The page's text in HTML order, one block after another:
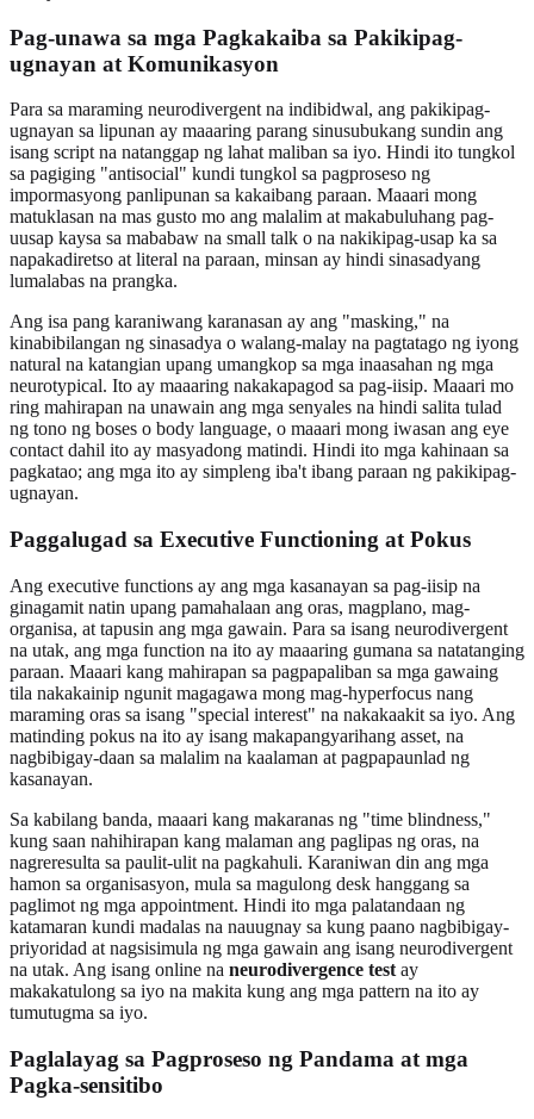
Pag-unawa sa mga Pagkakaiba sa Pakikipag-
ugnayan at Komunikasyon
Para sa maraming neurodivergent na indibidwal, ang pakikipag-
ugnayan sa lipunan ay maaaring parang sinusubukang sundin ang
isang script na natanggap ng lahat maliban sa iyo. Hindi ito tungkol
sa pagiging "antisocial" kundi tungkol sa pagproseso ng
impormasyong panlipunan sa kakaibang paraan. Maaari mong
matuklasan na mas gusto mo ang malalim at makabuluhang pag-
uusap kaysa sa mababaw na small talk o na nakikipag-usap ka sa
napakadiretso at literal na paraan, minsan ay hindi sinasadyang
lumalabas na prangka.
Ang isa pang karaniwang karanasan ay ang "masking," na
kinabibilangan ng sinasadya o walang-malay na pagtatago ng iyong
natural na katangian upang umangkop sa mga inaasahan ng mga
neurotypical. Ito ay maaaring nakakapagod sa pag-iisip. Maaari mo
ring mahirapan na unawain ang mga senyales na hindi salita tulad
ng tono ng boses o body language, o maaari mong iwasan ang eye
contact dahil ito ay masyadong matindi. Hindi ito mga kahinaan sa
pagkatao; ang mga ito ay simpleng iba't ibang paraan ng pakikipag-
ugnayan.
Paggalugad sa Executive Functioning at Pokus
Ang executive functions ay ang mga kasanayan sa pag-iisip na
ginagamit natin upang pamahalaan ang oras, magplano, mag-
organisa, at tapusin ang mga gawain. Para sa isang neurodivergent
na utak, ang mga function na ito ay maaaring gumana sa natatanging
paraan. Maaari kang mahirapan sa pagpapaliban sa mga gawaing
tila nakakainip ngunit magagawa mong mag-hyperfocus nang
maraming oras sa isang "special interest" na nakakaakit sa iyo. Ang
matinding pokus na ito ay isang makapangyarihang asset, na
nagbibigay-daan sa malalim na kaalaman at pagpapaunlad ng
kasanayan.
Sa kabilang banda, maaari kang makaranas ng "time blindness,"
kung saan nahihirapan kang malaman ang paglipas ng oras, na
nagreresulta sa paulit-ulit na pagkahuli. Karaniwan din ang mga
hamon sa organisasyon, mula sa magulong desk hanggang sa
paglimot ng mga appointment. Hindi ito mga palatandaan ng
katamaran kundi madalas na nauugnay sa kung paano nagbibigay-
priyoridad at nagsisimula ng mga gawain ang isang neurodivergent
na utak. Ang isang online na neurodivergence test ay
makakatulong sa iyo na makita kung ang mga pattern na ito ay
tumutugma sa iyo.
Paglalayag sa Pagproseso ng Pandama at mga
Pagka-sensitibo